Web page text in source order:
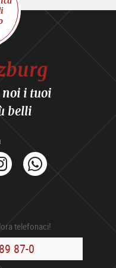
noi i tuoi
belli
Instagram
telefonaci!
87-0